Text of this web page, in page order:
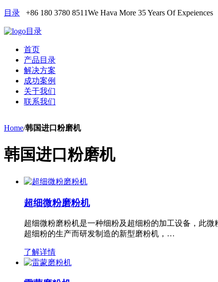
目录 +86 180 3780 8511We Hava More 35 Years Of Expeiences
目录
首页
产品目录
解决方案
成功案例
关于我们
联系我们
Home/韩国进口粉磨机
韩国进口粉磨机
超细微粉磨粉机
超细微粉磨粉机是一种细粉及超细粉的加工设备，此
超细粉的生产而研发制造的新型磨粉机，…
了解详情